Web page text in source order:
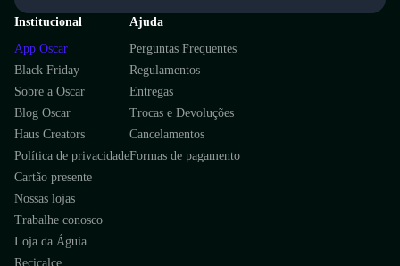
Institucional
App Oscar
Black Friday
Sobre a Oscar
Blog Oscar
Haus Creators
Política de privacidade
Cartão presente
Nossas lojas
Trabalhe conosco
Loja da Águia
Recicalce
Ajuda
Perguntas Frequentes
Regulamentos
Entregas
Trocas e Devoluções
Cancelamentos
Formas de pagamento